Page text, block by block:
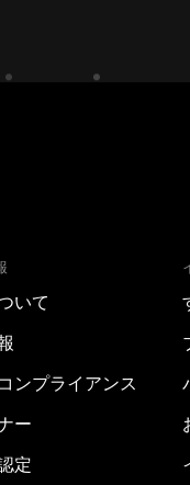
いて
ンプライアンス
ー
定